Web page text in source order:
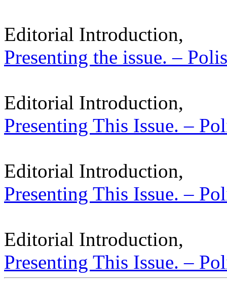
Editorial Introduction,
Presenting the issue. –
Editorial Introduction,
Presenting This Issue. –
Editorial Introduction,
Presenting This Issue. –
Editorial Introduction,
Presenting This Issue. –